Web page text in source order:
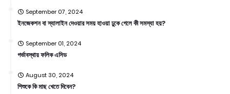
September 07, 2024
ইনজেকশন বা স্যালাইন দেওয়ার সময় হাওয়া ঢুকে গেলে কী সমস্যা হয়?
September 01, 2024
গর্ভাবস্থায় ফলিক এসিড
August 30, 2024
শিশুকে কি মাছ খেতে দিবেন?